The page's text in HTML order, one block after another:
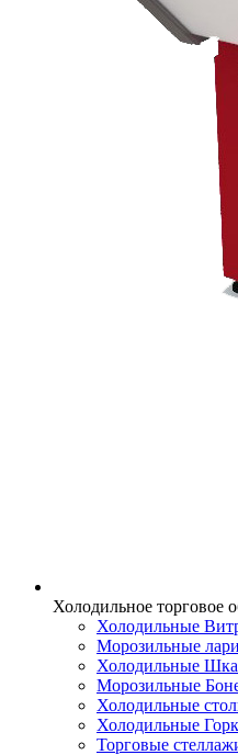
Холодильное торговое
Холодильные
Морозильные лари
Холодильные
Морозильные
Холодильные
Холодильные
Торговые